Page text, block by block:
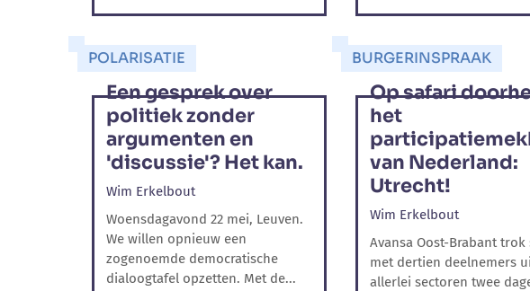
POLARISATIE
Een gesprek over
politiek zonder
argumenten en
'discussie'? Het kan.
Wim Erkelbout
Woensdagavond 22 mei, Leuven.
We willen opnieuw een
zogenoemde democratische
dialoogtafel opzetten. Met de...
BURGERINSPRAAK
Op safari
het
van Nederland:
Utrecht!
Wim Erkelbout
Avansa Oost-Brabant trok
met dertien deelnemers
allerlei sectoren twee